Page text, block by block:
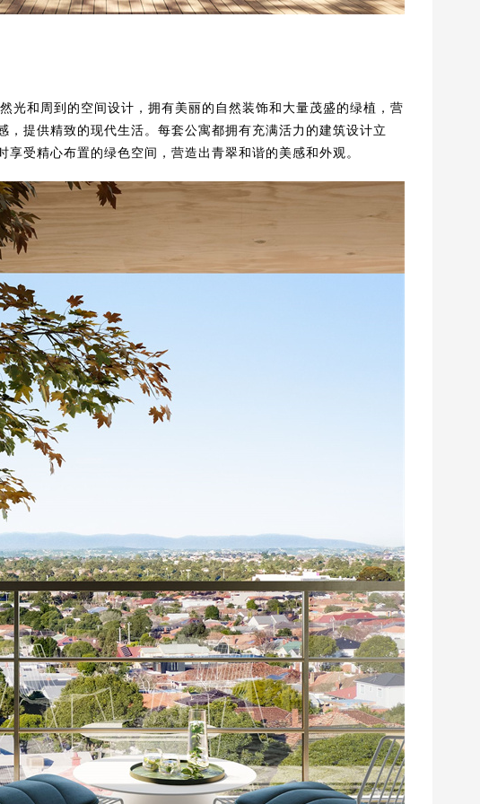
和周到的空间设计，拥有美丽的自然装饰和大量茂盛的绿植，营
，提供精致的现代生活。每套公寓都拥有充满活力的建筑设计立
受精心布置的绿色空间，营造出青翠和谐的美感和外观。